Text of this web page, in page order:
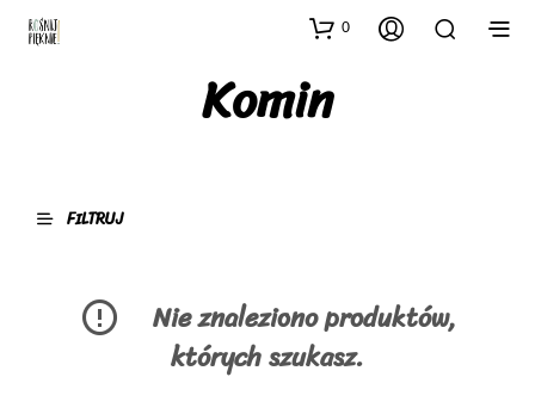
0
Komin
FILTRUJ
Nie znaleziono produktów,
których szukasz.